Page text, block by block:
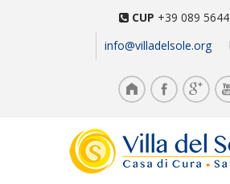
CUP +39 089
info@villadelsole.org